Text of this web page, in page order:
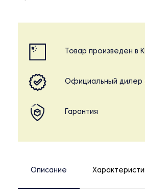
Товар произведен в
Официальный дилер
Гарантия
Описание